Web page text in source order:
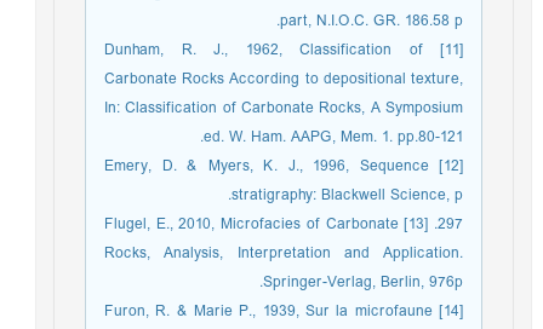
part, N.I.O.C. GR. 186.58 p.
[11] Dunham, R. J., 1962, Classification of
Carbonate Rocks According to depositional texture,
In: Classification of Carbonate Rocks, A Symposium
ed. W. Ham. AAPG, Mem. 1. pp.80-121.
[12] Emery, D. & Myers, K. J., 1996, Sequence
stratigraphy: Blackwell Science, p.
297. [13] Flugel, E., 2010, Microfacies of Carbonate
Rocks, Analysis, Interpretation and Application.
Springer-Verlag, Berlin, 976p.
[14] Furon, R. & Marie P., 1939, Sur la microfaune